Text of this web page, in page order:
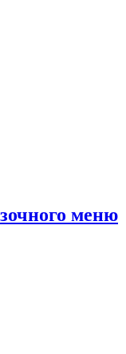
меню